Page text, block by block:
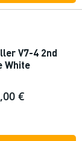
V7-4 2nd
White
€